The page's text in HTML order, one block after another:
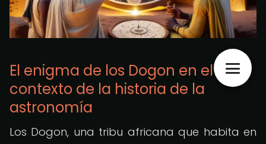
El enigma de los Dogon en el
contexto de la historia de la
astronomía
Los Dogon, una tribu africana que habita en